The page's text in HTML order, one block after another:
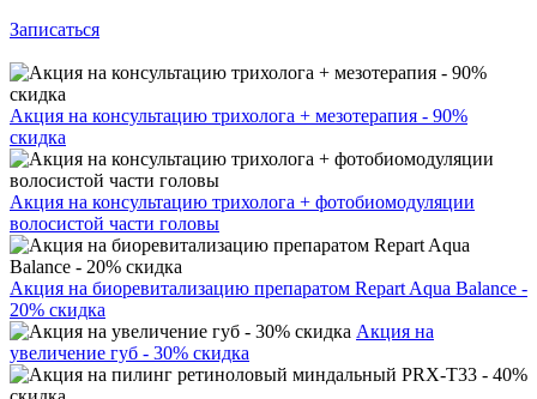
Записаться
Акция на консультацию трихолога + мезотерапия - 90%
скидка
Акция на консультацию трихолога + фотобиомодуляции
волосистой части головы
Акция на биоревитализацию препаратом Repart Aqua Balance -
20% скидка
Акция на
увеличение губ - 30% скидка